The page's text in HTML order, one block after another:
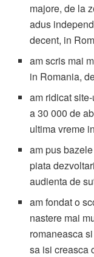
majore, de la
adus
decent, in
am scris mai
in Romania,
am ridicat
a 30 000 de
ultima vreme
am pus
piata
audienta de
am fondat o
nastere mai
romaneasca
sa isi creasca